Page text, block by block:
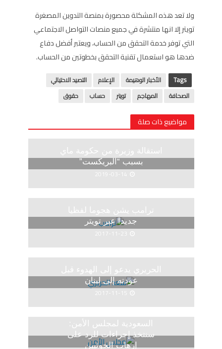
ولا تعد هذه المشكلة محصورة بمنصة التدوين المصغرة
تويتر إلا انها منتشرة في جميع منصات التواصل الاجتماعي
التي توفر خدمة التحقق من الحساب، ويعتبر أفضل دفاع
ضدها هو استعمال تقنية التحقق بخطوتين من الحساب.
Tags الأخبار الوهيمة الإعلام
التصيد الاحتيالي
الصحافة
المهاجم تويتر حساب حقوق
مواضيع ذات صلة
استقالة وزيرة من حكومة ماي
بسبب “البريكست”
2019-03-14
ترامب يشن هجوما لفظيا
جديدا عبر تويتر
2017-11-23
الحريري يدعو إلى الهدوء قبل
عودته إلى لبنان
2017-11-15
السعودية لمجلس الأمن:
سنتخذ إجراءات للرد على
إرهاب الحوثيين